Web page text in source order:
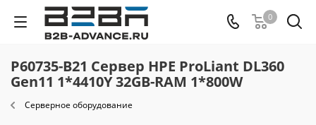
0
P60735-B21 Сервер HPE ProLiant DL360
Gen11 1*4410Y 32GB-RAM 1*800W
Серверное оборудование